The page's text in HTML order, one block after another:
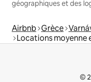
géographiques et des
Airbnb Grèce
Locations moyenne
©